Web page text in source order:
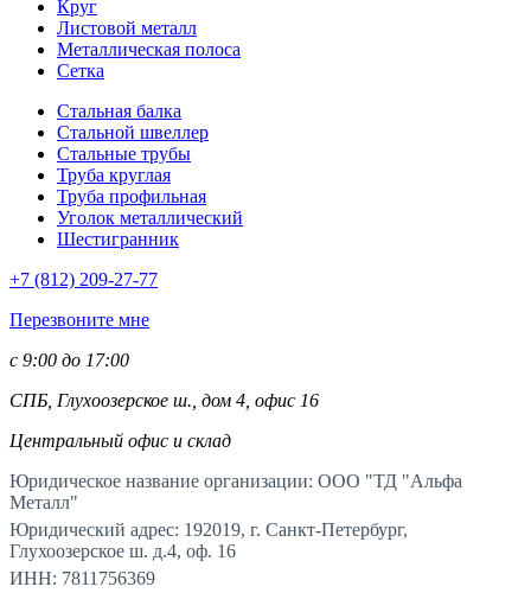
Круг
Листовой металл
Металлическая полоса
Сетка
Стальная балка
Стальной швеллер
Стальные трубы
Труба круглая
Труба профильная
Уголок металлический
Шестигранник
+7 (812) 209-27-77
Перезвоните мне
с 9:00 до 17:00
СПБ, Глухоозерское ш., дом 4, офис 16
Центральный офис и склад
Юридическое название организации: ООО "ТД "Альфа
Металл"
Юридический адрес: 192019, г. Санкт-Петербург,
Глухоозерское ш. д.4, оф. 16
ИНН: 7811756369